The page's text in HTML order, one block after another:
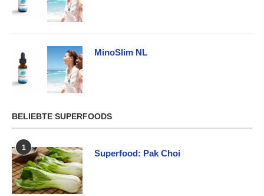
MinoSlim NL
BELIEBTE SUPERFOODS
1
Superfood: Pak Choi